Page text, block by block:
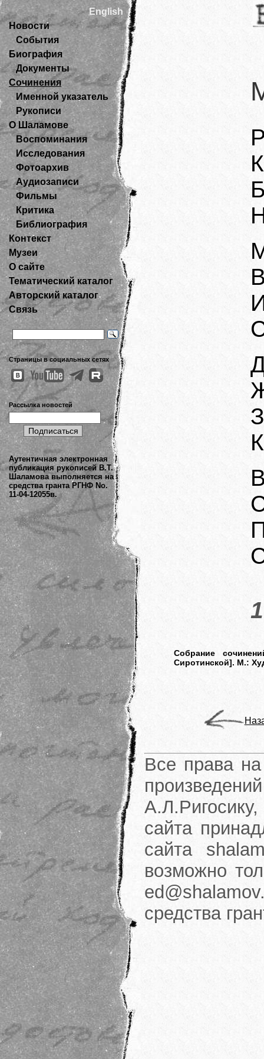
English
Новости
События
Биография
Документы
Сочинения
Именной указатель
Рукописи
О Шаламове
Воспоминания
Исследования
Фотоархив
Аудиозаписи
Фильмы
Критика
Библиография
Контекст
Музеи
О сайте
Тематический каталог
Авторский каталог
Связь
Страницы в социальных сетях
Рассылка новостей
Аутентичная электронная
публикация рукописей В.Т.
Шаламова выполняется на
средства гранта РГНФ No.
11-04-12055в.
Собрание
Сиротинской]. М.:
Все права на
сайта
сайта
возможно
средства